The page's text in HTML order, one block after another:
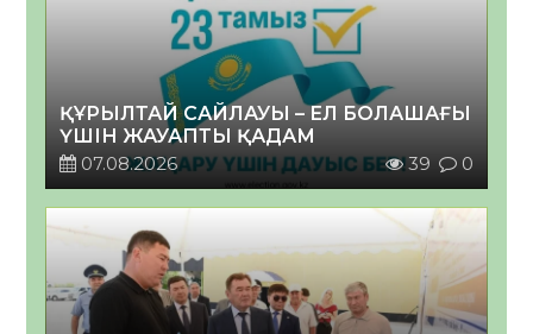
ҚҰРЫЛТАЙ САЙЛАУЫ – ЕЛ БОЛАШАҒЫ
ҮШІН ЖАУАПТЫ ҚАДАМ
07.08.2026
39 0